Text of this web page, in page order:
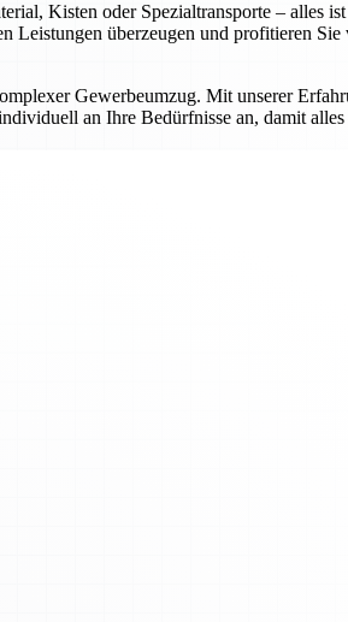
Kisten oder Spezialtransporte – alles
Leistungen überzeugen und profitieren
Gewerbeumzug. Mit unserer
an Ihre Bedürfnisse an, damit